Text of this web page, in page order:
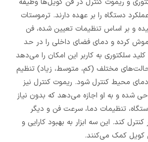
دستگاه را بر عهده دارند. ترموستات
و بر اساس تنظیمات تعیین شده، فن
کرده و دمای فضای داخلی را در حد
سلکتوری به کاربر این امکان را می‌دهد
مختلف (کم، متوسط، زیاد) تنظیم
محیط کنترل شود. ریموت کنترل نیز
شده و به او اجازه می‌دهد که بدون نیاز
تنظیمات دما، سرعت فن و دیگر
کنترل کند. این سه ابزار به بهبود کارایی و
کویل کمک می‌کنند.